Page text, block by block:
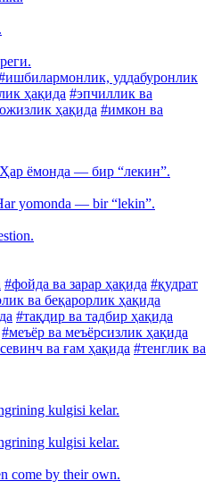
уддабуронлик
ҳақида #эпчиллик ва
ҳақида #имкон ва
ёмонда — бир “лекин”.
yomonda — bir “lekin”.
#фойда ва зарар ҳақида #қудрат
ва беқарорлик ҳақида
#тақдир ва тадбир ҳақида
#меъёр ва меъёрсизлик ҳақида
ва ғам ҳақида #тенглик ва
kulgisi kelar.
kulgisi kelar.
come by their own.